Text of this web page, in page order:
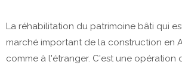
La réhabilitation du patrimoine bâti qui
marché important de la construction en
comme à l'étranger. C'est une opération